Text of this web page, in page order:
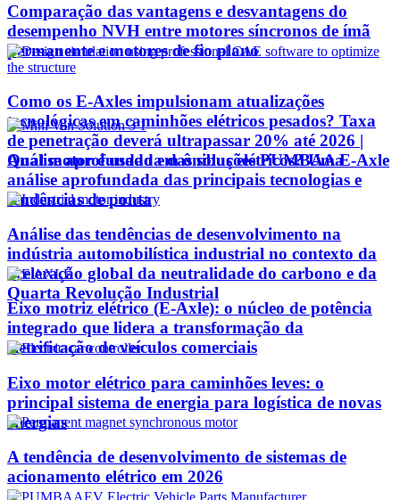
Comparação das vantagens e desvantagens do
desempenho NVH entre motores síncronos de ímã
permanente e motores de fio plano
Como os E-Axles impulsionam atualizações
tecnológicas em caminhões elétricos pesados? Taxa
de penetração deverá ultrapassar 20% até 2026 |
Análise aprofundada das soluções PUMBAA E-Axle
Qual motor é usado em ônibus elétricos? Uma
análise aprofundada das principais tecnologias e
tendências de ponta
Análise das tendências de desenvolvimento na
indústria automobilística industrial no contexto da
aceleração global da neutralidade do carbono e da
Quarta Revolução Industrial
Eixo motriz elétrico (E-Axle): o núcleo de potência
integrado que lidera a transformação da
eletrificação de veículos comerciais
Eixo motor elétrico para caminhões leves: o
principal sistema de energia para logística de novas
energias
A tendência de desenvolvimento de sistemas de
acionamento elétrico em 2026